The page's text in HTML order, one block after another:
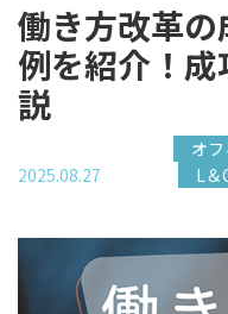
働き方改革
例を紹介！
説
2025.08.27
オ
L＆